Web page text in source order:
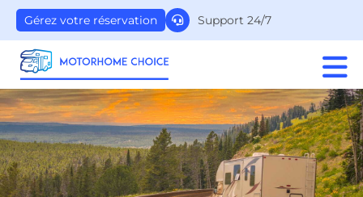
Support 24/7
Gérez votre réservation